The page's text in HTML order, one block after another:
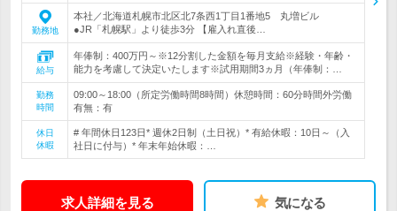
勤務地
本社／北海道札幌市北区北7条西1丁目1番地5 丸増ビル
●JR「札幌駅」より徒歩3分 【雇入れ直後…
給与
年俸制：400万円～※12分割した金額を毎月支給※経験・年齢・
能力を考慮して決定いたします※試用期間3ヵ月（年俸制：…
勤務
時間
09:00～18:00（所定労働時間8時間）休憩時間：60分時間外労働
有無：有
休日
休暇
# 年間休日123日* 週休2日制（土日祝）* 有給休暇：10日～（入
社日に付与）* 年末年始休暇：…
求人詳細を見る 気になる